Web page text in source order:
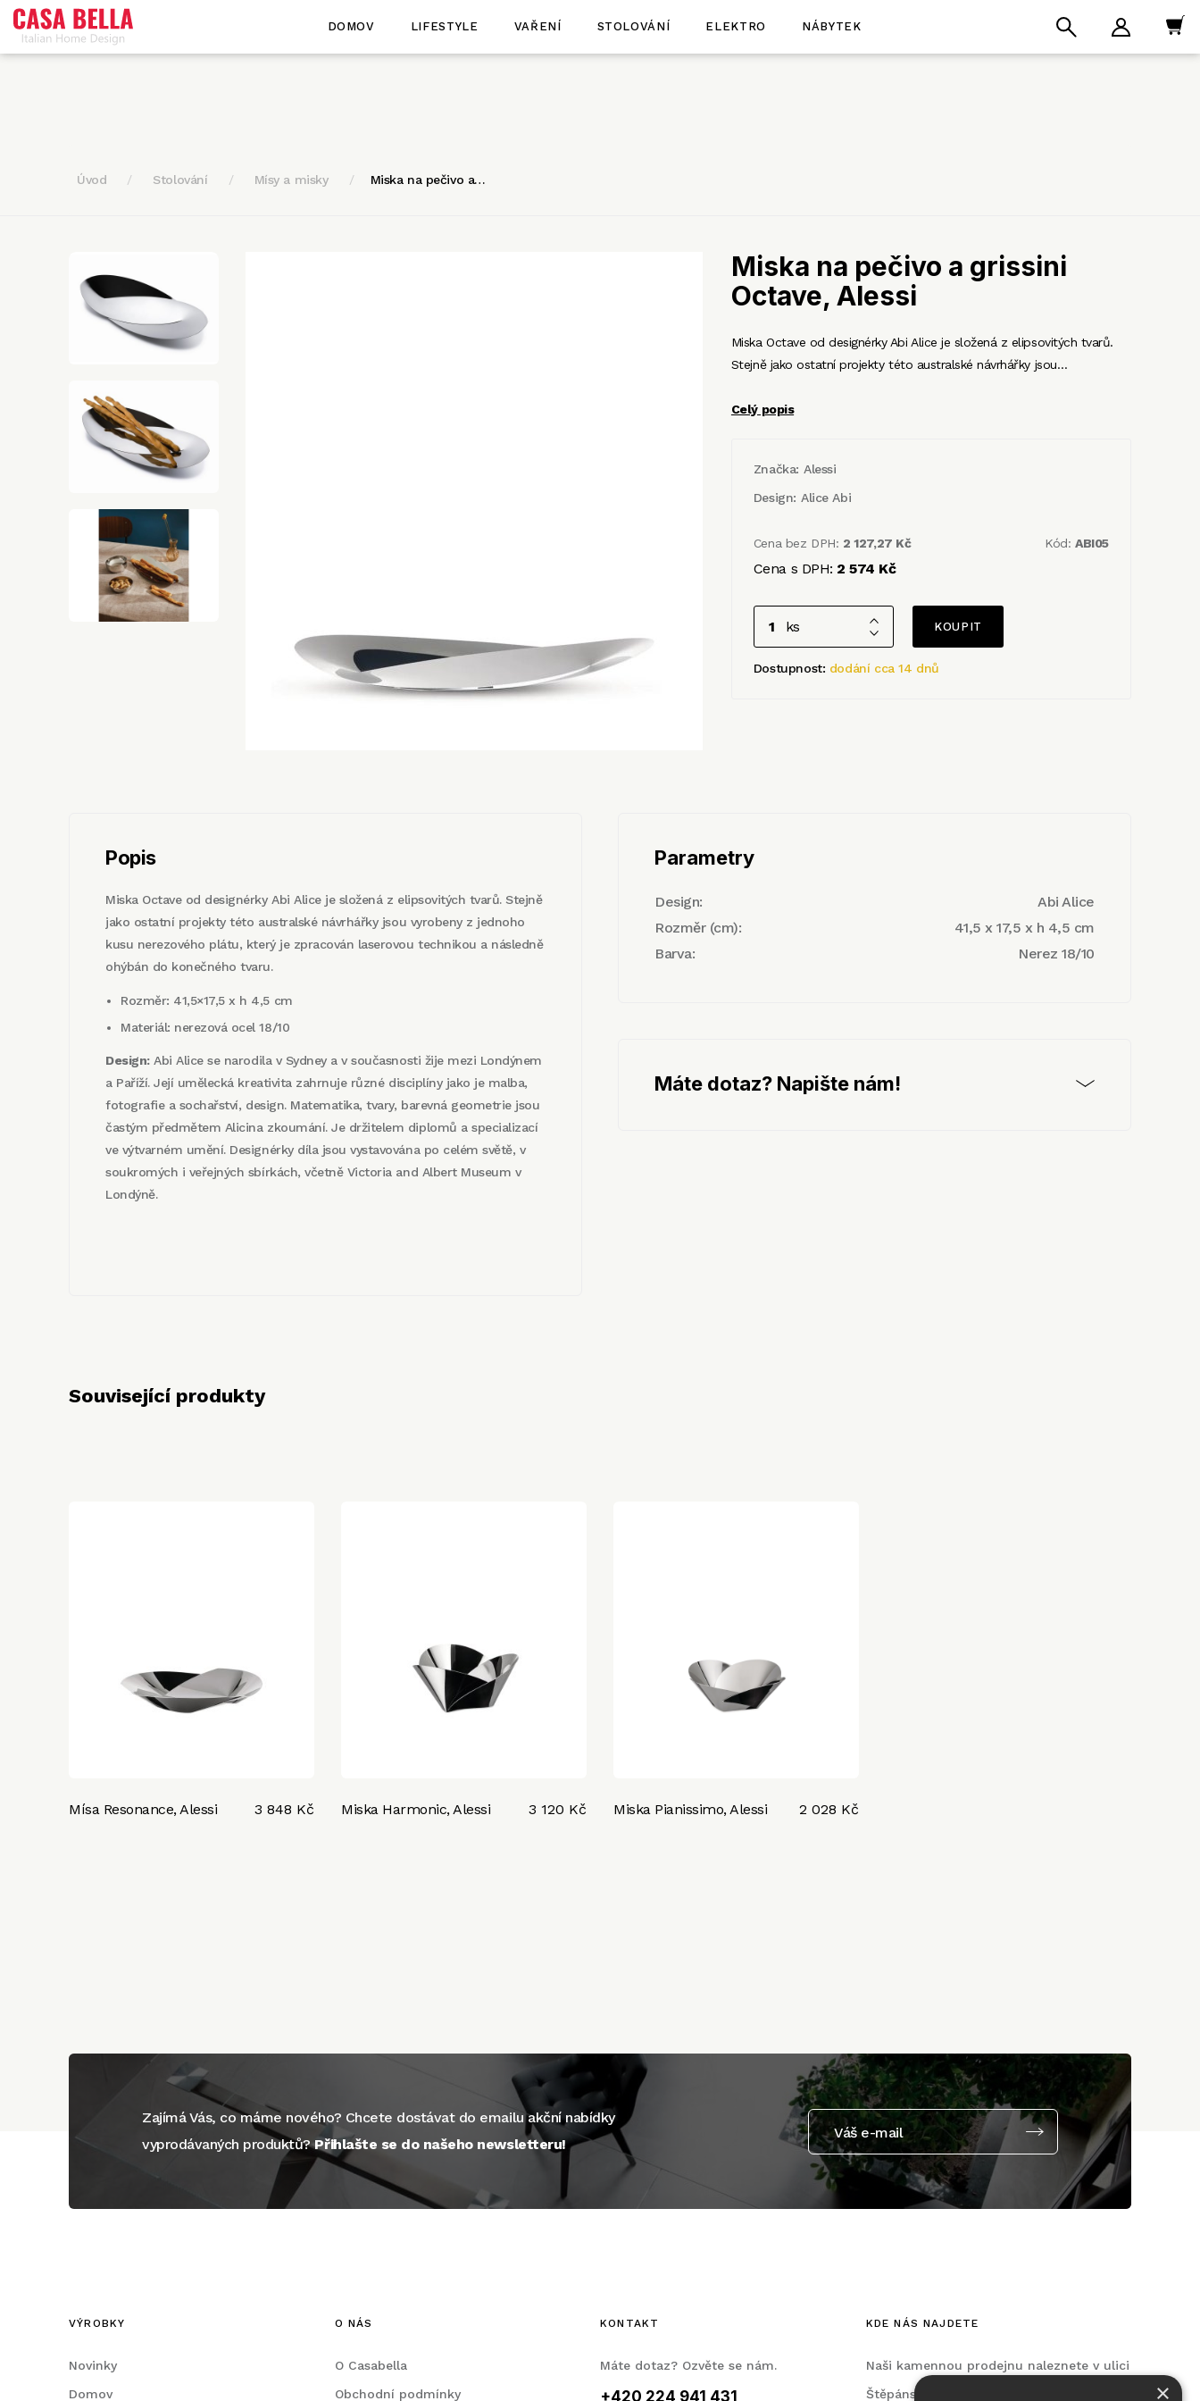
DOMOV LIFESTYLE VAŘENÍ STOLOVÁNÍ ELEKTRO NÁBYTEK
Úvod Stolování Mísy a misky Miska na pečivo a…
Miska na pečivo a grissini
Octave, Alessi
Miska Octave od designérky Abi Alice je složená z elipsovitých tvarů.
Stejně jako ostatní projekty této australské návrhářky jsou…
Celý popis
Značka: Alessi
Design: Alice Abi
Cena bez DPH: 2 127,27 Kč
Cena s DPH: 2 574 Kč
Kód:ABI05
ks
Dostupnost: dodání cca 14 dnů
Popis
Miska Octave od designérky Abi Alice je složená z elipsovitých tvarů. Stejně
jako ostatní projekty této australské návrhářky jsou vyrobeny z jednoho
kusu nerezového plátu, který je zpracován laserovou technikou a následně
ohýbán do konečného tvaru.
Rozměr: 41,5×17,5 x h 4,5 cm
Materiál: nerezová ocel 18/10
Design:Abi Alice se narodila v Sydney a v současnosti žije mezi Londýnem
a Paříží. Její umělecká kreativita zahrnuje různé disciplíny jako je malba,
fotografie a sochařství, design. Matematika, tvary, barevná geometrie jsou
častým předmětem Alicina zkoumání. Je držitelem diplomů a specializací
ve výtvarném umění. Designérky díla jsou vystavována po celém světě, v
soukromých i veřejných sbírkách, včetně Victoria and Albert Museum v
Londýně.
Parametry
Design:
Abi Alice
Rozměr (cm):
41,5 x 17,5 x h 4,5 cm
Barva:
Nerez 18/10
Máte dotaz? Napište nám!
Související produkty
Mísa Resonance, Alessi 3 848 Kč Miska Harmonic, Alessi 3 120 Kč Miska Pianissimo, Alessi 2 028 Kč
Zajímá Vás, co máme nového? Chcete dostávat do emailu akční nabídky
vyprodávaných produktů?Přihlašte se do našeho newsletteru!
Váš e-mail
VÝROBKY
Novinky
Domov
O NÁS
O Casabella
Obchodní podmínky
KONTAKT
Máte dotaz? Ozvěte se nám.
+420 224 941 431
KDE NÁS NAJDETE
Naši kamennou prodejnu naleznete v ulici
Štěpánská, na Praze 2.
×